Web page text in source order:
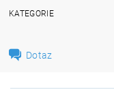
KATEGORIE
Dotaz